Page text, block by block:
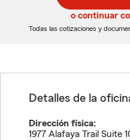
5
dígitos
5
dígitos
o continuar
Todas las cotizaciones y
Detalles de la
Dirección física:
1977 Alafaya Trail Suite